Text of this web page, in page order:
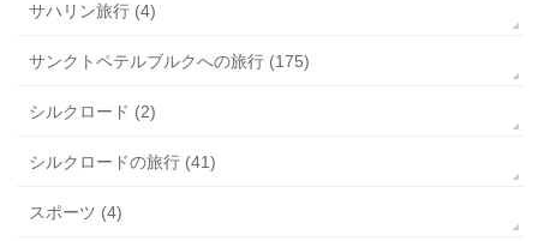
サハリン旅行 (4)
サンクトペテルブルクへの旅行 (175)
シルクロード (2)
シルクロードの旅行 (41)
スポーツ (4)